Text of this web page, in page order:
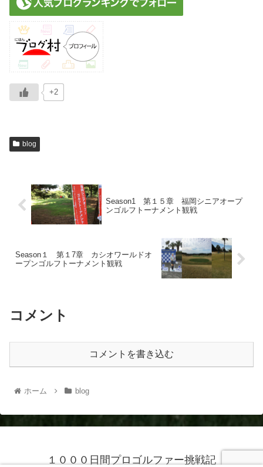
+2
blog
Season1 第１５章 福岡シニアオープ
ンゴルフトーナメント観戦
Season１ 第１7章 カシオワールドオ
ープンゴルフトーナメント観戦
コメント
コメントを書き込む
ホーム blog
１０００日間プロゴルファー挑戦記